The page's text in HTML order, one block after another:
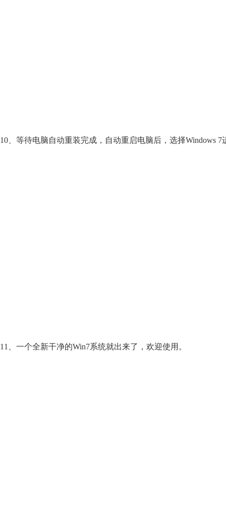
10、等待电脑自动重装完成，自动重启电脑后，选择Windows 7
11、一个全新干净的Win7系统就出来了，欢迎使用。